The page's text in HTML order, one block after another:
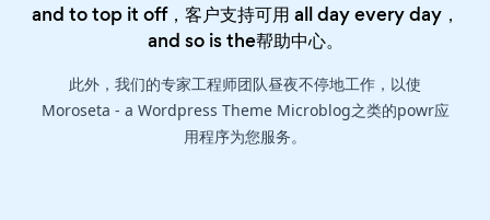
and to top it off，客户支持可用 all day every day，
and so is the帮助中心。
此外，我们的专家工程师团队昼夜不停地工作，以使
Moroseta - a Wordpress Theme Microblog之类的powr应
用程序为您服务。